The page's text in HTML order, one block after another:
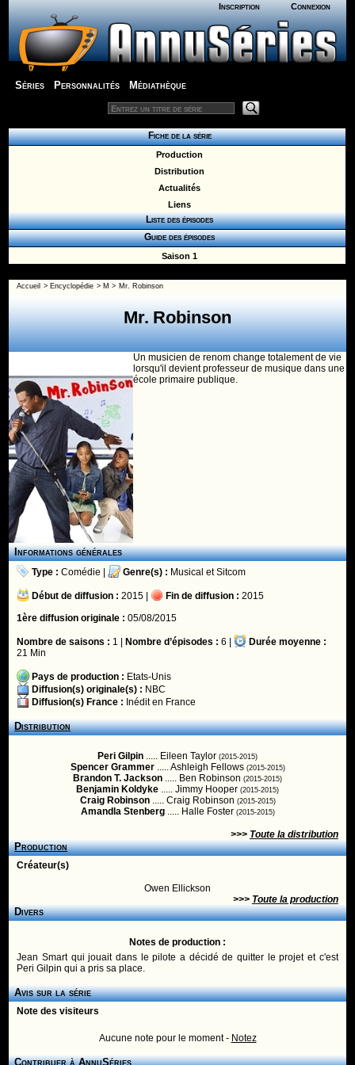
Inscription Connexion
Séries Personnalités Médiathèque
Fiche de la série
Production
Distribution
Actualités
Liens
Liste des épisodes
Guide des épisodes
Saison 1
Accueil > Encyclopédie > M > Mr. Robinson
Mr. Robinson
Un musicien de renom change totalement de vie
lorsqu'il devient professeur de musique dans une
école primaire publique.
Informations générales
Type :Comédie | Genre(s) : Musical etSitcom
Début de diffusion : 2015 | Fin de diffusion : 2015
1ère diffusion originale : 05/08/2015
Nombre de saisons : 1 | Nombre d’épisodes : 6 |
Durée moyenne :
21 Min
Pays de production : Etats-Unis
Diffusion(s) originale(s) : NBC
Diffusion(s) France : Inédit en France
Distribution
Peri Gilpin ..... Eileen Taylor (2015-2015)
Spencer Grammer..... Ashleigh Fellows (2015-2015)
Brandon T. Jackson ..... Ben Robinson (2015-2015)
Benjamin Koldyke ..... Jimmy Hooper (2015-2015)
Craig Robinson..... Craig Robinson (2015-2015)
Amandla Stenberg..... Halle Foster (2015-2015)
>>> Toute la distribution
Production
Créateur(s)
Owen Ellickson
>>> Toute la production
Divers
Notes de production :
Jean Smart qui jouait dans le pilote a décidé de quitter le projet et c'est
Peri Gilpin qui a pris sa place.
Avis sur la série
Note des visiteurs
Aucune note pour le moment - Notez
Contribuer à AnnuSéries